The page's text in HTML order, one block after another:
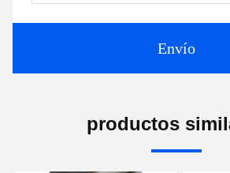
Envío
productos